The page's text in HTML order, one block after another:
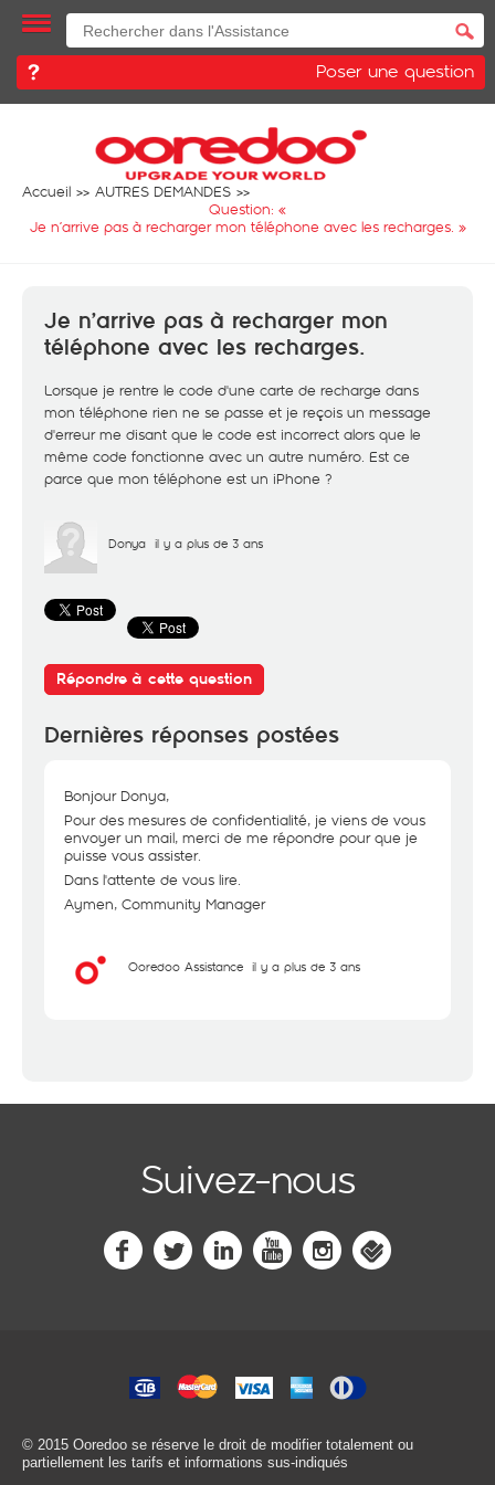
Poser une question
Accueil
AUTRES DEMANDES
Question: «
Je n’arrive pas à recharger mon téléphone avec les recharges. »
Je n’arrive pas à recharger mon
téléphone avec les recharges.
Lorsque je rentre le code d'une carte de recharge dans
mon téléphone rien ne se passe et je reçois un message
d'erreur me disant que le code est incorrect alors que le
même code fonctionne avec un autre numéro. Est ce
parce que mon téléphone est un iPhone ?
Donya il y a plus de 3 ans
Répondre à cette question
Dernières réponses postées
Bonjour Donya,
Pour des mesures de confidentialité, je viens de vous
envoyer un mail, merci de me répondre pour que je
puisse vous assister.
Dans l'attente de vous lire.
Aymen, Community Manager
Ooredoo Assistance il y a plus de 3 ans
Suivez-nous
© 2015 Ooredoo se réserve le droit de modifier totalement ou
partiellement les tarifs et informations sus-indiqués